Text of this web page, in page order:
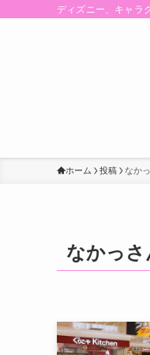
ディズニー、キャラ
ホーム 投稿 なか
なかっさ